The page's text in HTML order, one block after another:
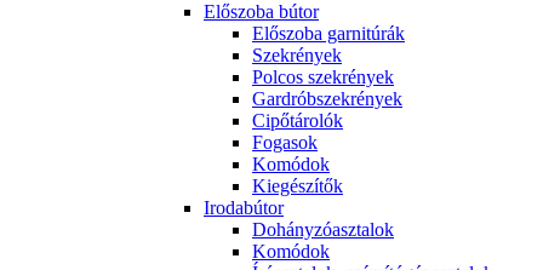
Előszoba bútor
Előszoba garnitúrák
Szekrények
Polcos szekrények
Gardróbszekrények
Cipőtárolók
Fogasok
Komódok
Kiegészítők
Irodabútor
Dohányzóasztalok
Komódok